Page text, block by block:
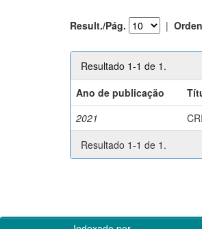
Result./Pág. |
Resultado 1-1 de 1.
Ano de publicação
2021
Resultado 1-1 de 1.